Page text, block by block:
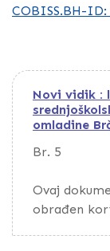
COBISS.BH-ID:
Novi vidik :
omladine
Br. 5
Ovaj
obrađen